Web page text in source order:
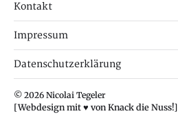
Kontakt
Impressum
Datenschutzerklärung
© 2026 Nicolai Tegeler
[Webdesign mit ♥ von Knack die Nuss!]